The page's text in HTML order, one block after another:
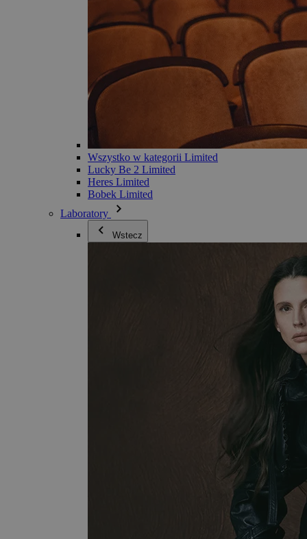
Wszystko w kategorii Limited
Lucky Be 2 Limited
Heres Limited
Bobek Limited
Laboratory
Wstecz